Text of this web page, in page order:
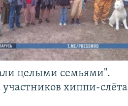
целыми семьями".
хиппи-слёта